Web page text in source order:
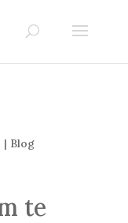
| Blog
te